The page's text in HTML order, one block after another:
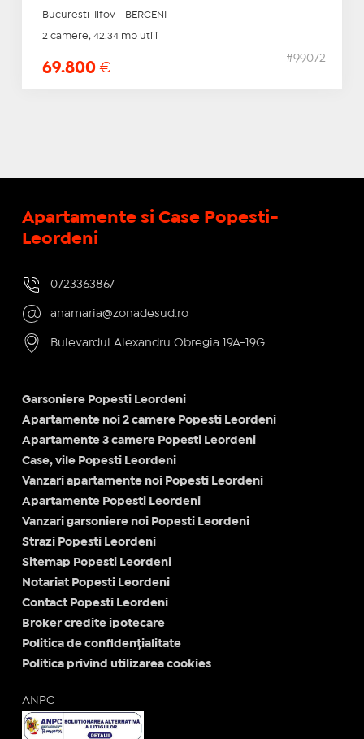
Bucuresti-Ilfov - BERCENI
2 camere, 42.34 mp utili
69.800 €
#99072
Apartamente si Case Popesti-
Leordeni
0723363867
anamaria@zonadesud.ro
Bulevardul Alexandru Obregia 19A-19G
Garsoniere Popesti Leordeni
Apartamente noi 2 camere Popesti Leordeni
Apartamente 3 camere Popesti Leordeni
Case, vile Popesti Leordeni
Vanzari apartamente noi Popesti Leordeni
Apartamente Popesti Leordeni
Vanzari garsoniere noi Popesti Leordeni
Strazi Popesti Leordeni
Sitemap Popesti Leordeni
Notariat Popesti Leordeni
Contact Popesti Leordeni
Broker credite ipotecare
Politica de confidențialitate
Politica privind utilizarea cookies
ANPC